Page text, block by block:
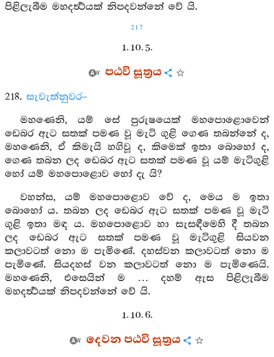
පිළිලැබීම මහදර්‍ත්‍ථයක් නිපදවන්නේ වේ යි.
217
1. 10. 5.
පඨවි සූත්‍රය
218. සැවැත්නුවර–
මහණෙනි, යම් සේ පුරුෂයෙක් මහපොළොවෙන්
ඩෙබර ඇට සතක් පමණ වූ මැටි ගුළි ගෙණ තබන්නේ ද,
මහණෙනි, ඒ කිමැයි හගිවූ ද, කිමෙක් ඉතා බොහෝ ද,
ගෙණ තබන ලද ඩෙබර ඇට සතක් පමණ වූ යම් මැටිගුළි
හෝ යම් මහපොළොව හෝ දැ යි?
වහන්ස, යම් මහපොළොව වේ ද, මෙය ම ඉතා
බොහෝ ය. තබන ලද ඩෙබර ඇට සතක් පමණ වූ මැටි
ගුළි ඉතා මඳ ය. මහපොළොව හා සැසඳීමෙහි දී තබන
ලද ඩෙබර ඇට සතක් පමණ වූ මැටිගුළි සියවන
කලාවටත් නො ම පැමිණේ. දහස්වන කලාවටත් නො ම
පැමිණේ. සියදහස් වන කලාවටත් නො ම පැමිණෙයි.
මහණෙනි, එසෙයින් ම … දහම් ඇස පිළිලැබීම
මහදර්‍ත්‍ථයක් නිපදවන්නේ වේ යි.
1. 10. 6.
දෙවන පඨවි සූත්‍රය